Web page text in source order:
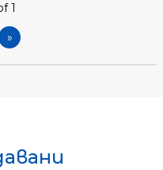
1
»